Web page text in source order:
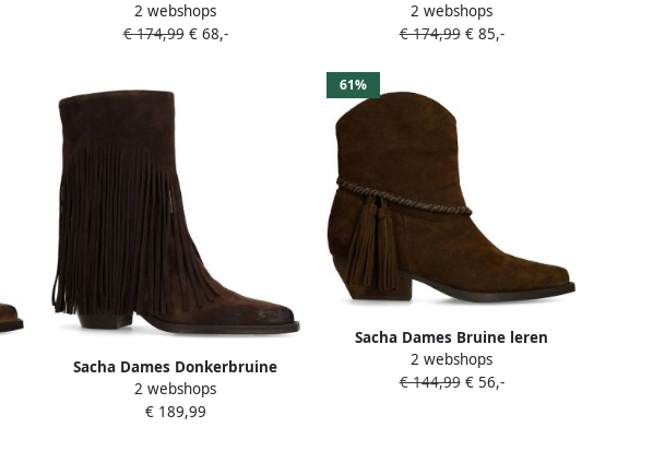
cowboylaarzen
2 webshops
€ 174,99€ 68,-
cowboylaarzen
2 webshops
€ 174,99€ 85,-
Sacha Dames Donkerbruine
enkellaarsjes met franjes
2 webshops
€ 189,99
61%
Sacha Dames Bruine leren
enkellaarsjes met franjes
2 webshops
€ 144,99€ 56,-